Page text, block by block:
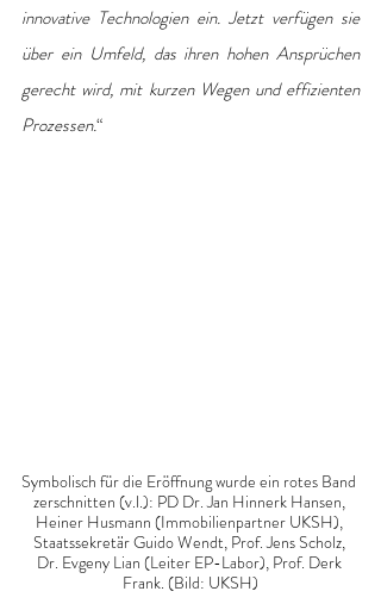
innovative Technologien ein. Jetzt verfügen sie
über ein Umfeld, das ihren hohen Ansprüchen
gerecht wird, mit kurzen Wegen und effizienten
Prozessen.“
Symbolisch für die Eröffnung wurde ein rotes Band
zerschnitten (v.l.): PD Dr. Jan Hinnerk Hansen,
Heiner Husmann (Immobilienpartner UKSH),
Staatssekretär Guido Wendt, Prof. Jens Scholz,
Dr. Evgeny Lian (Leiter EP-Labor), Prof. Derk
Frank. (Bild: UKSH)